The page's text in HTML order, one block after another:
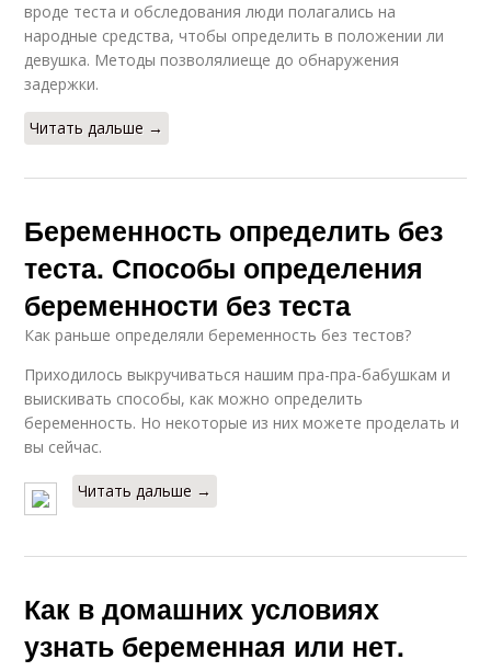
вроде теста и обследования люди полагались на
народные средства, чтобы определить в положении ли
девушка. Методы позволялиеще до обнаружения
задержки.
Читать дальше →
Беременность определить без
теста. Способы определения
беременности без теста
Как раньше определяли беременность без тестов?
Приходилось выкручиваться нашим пра-пра-бабушкам и
выискивать способы, как можно определить
беременность. Но некоторые из них можете проделать и
вы сейчас.
Читать дальше →
Как в домашних условиях
узнать беременная или нет.